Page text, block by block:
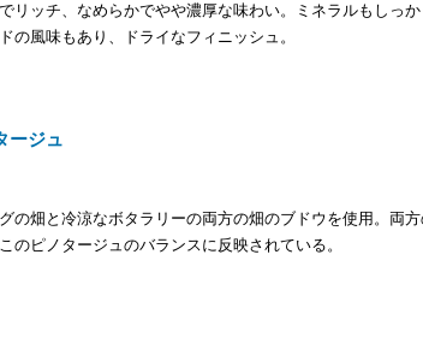
リッチ、なめらかでやや濃厚な味わい。ミネラルもしっか
の風味もあり、ドライなフィニッシュ。
ージュ
の畑と冷涼なボタラリーの両方の畑のブドウを使用。両
のピノタージュのバランスに反映されている。